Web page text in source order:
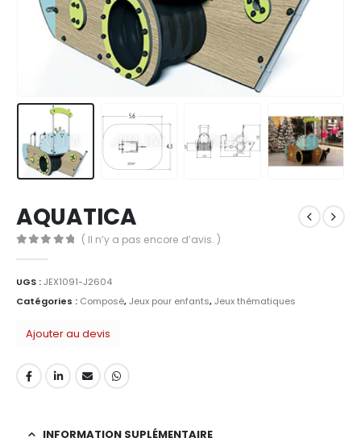
AQUATICA
( Il n’y a pas encore d’avis. )
UGS :JEX1091-J2604
Catégories : Composé,Jeux pour enfants,Jeux thématiques
Ajouter au devis
INFORMATION SUPLÉMENTAIRE